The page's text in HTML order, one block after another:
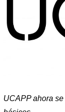
UCAPP ahora